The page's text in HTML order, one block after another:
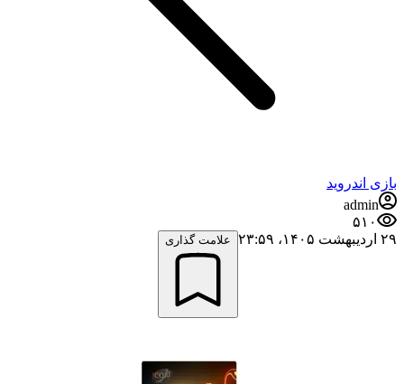
بازی اندروید
admin
۵۱۰
۲۹ اردیبهشت ۱۴۰۵،‏ ۲۳:۵۹
علامت گذاری